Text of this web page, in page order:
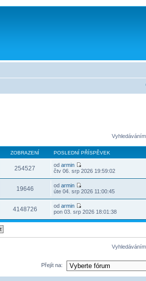
ZOBRAZENÍ POSLEDNÍ PŘÍSPĚVEK
254527 odarmin
čtv 06. srp 2026 19:59:02
19646 odarmin
úte 04. srp 2026 11:00:45
4148726 odarmin
pon 03. srp 2026 18:01:38
Přejít na: